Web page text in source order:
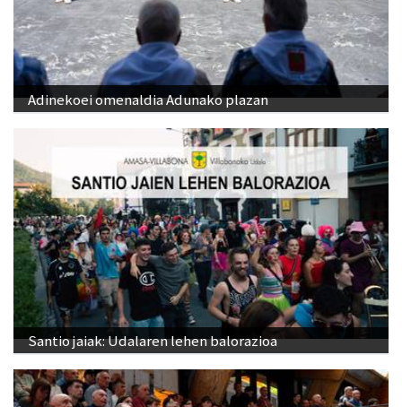
Adinekoei omenaldia Adunako plazan
Santio jaiak: Udalaren lehen balorazioa